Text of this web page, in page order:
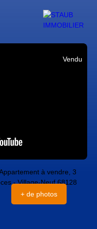
NOS AVIS CONTACT
Vendu
+ de photos